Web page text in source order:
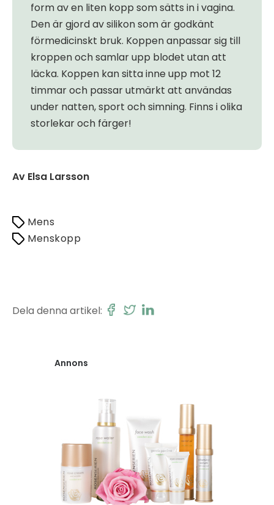
form av en liten kopp som sätts in i vagina.
Den är gjord av silikon som är godkänt
förmedicinskt bruk. Koppen anpassar sig till
kroppen och samlar upp blodet utan att
läcka. Koppen kan sitta inne upp mot 12
timmar och passar utmärkt att användas
under natten, sport och simning. Finns i olika
storlekar och färger!
Av Elsa Larsson
Mens
Menskopp
Dela denna artikel:
Annons